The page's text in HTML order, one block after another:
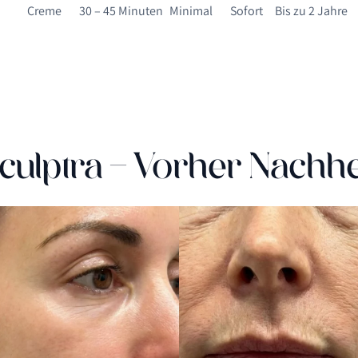
Creme 30 – 45 Minuten Minimal Sofort Bis zu 2 Jahre
- Vorher